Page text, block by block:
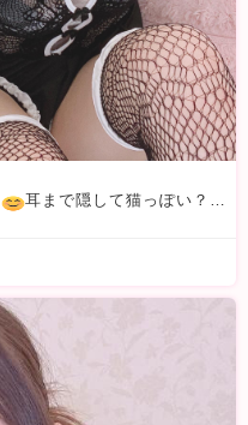
耳まで隠して猫っぽい？？？